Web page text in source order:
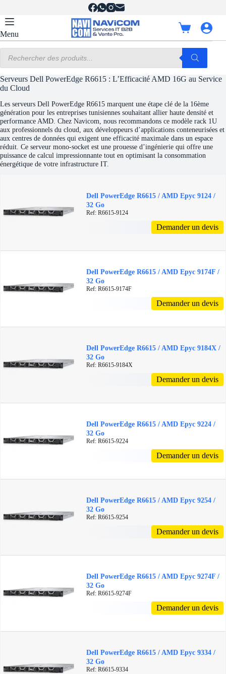
contenu
Menu
Panier
d’achat
produits
Serveurs Dell PowerEdge R6615 : L’Efficacité AMD 16G au Service
du Cloud
Les serveurs Dell PowerEdge R6615 marquent une étape clé de la 16ème
génération pour les entreprises tunisiennes souhaitant allier haute densité et
performance AMD. Chez Navicom, nous recommandons ce modèle rack 1U
aux professionnels du cloud, aux développeurs d’applications conteneurisées et
aux centres de données qui exigent une efficacité maximale dans un espace
réduit. Ce serveur mono-socket est une prouesse d’ingénierie qui offre une
puissance de calcul impressionnante tout en optimisant la consommation
énergétique de votre infrastructure IT.
Dell PowerEdge R6615 / AMD Epyc 9124 /
32 Go
Ref: R6615-9124
Demander un devis
Dell PowerEdge R6615 / AMD Epyc 9174F /
32 Go
Ref: R6615-9174F
Demander un devis
Dell PowerEdge R6615 / AMD Epyc 9184X /
32 Go
Ref: R6615-9184X
Demander un devis
Dell PowerEdge R6615 / AMD Epyc 9224 /
32 Go
Ref: R6615-9224
Demander un devis
Dell PowerEdge R6615 / AMD Epyc 9254 /
32 Go
Ref: R6615-9254
Demander un devis
Dell PowerEdge R6615 / AMD Epyc 9274F /
32 Go
Ref: R6615-9274F
Demander un devis
Dell PowerEdge R6615 / AMD Epyc 9334 /
32 Go
Ref: R6615-9334